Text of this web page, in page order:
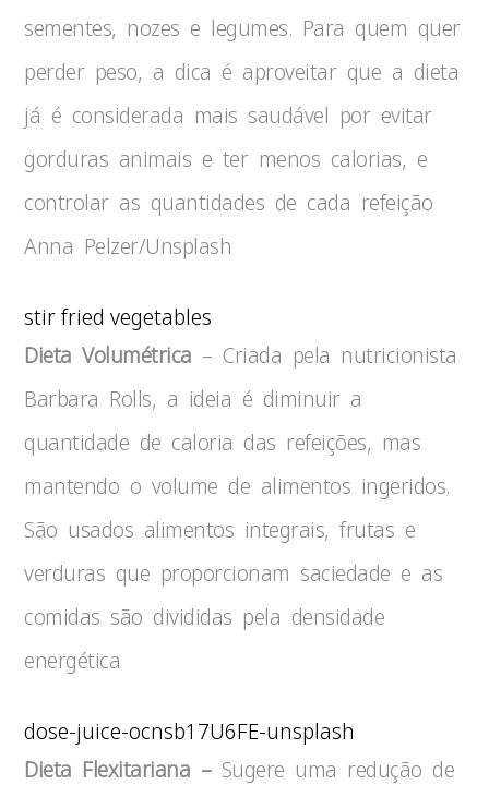
sementes, nozes e legumes. Para quem quer
perder peso, a dica é aproveitar que a dieta
já é considerada mais saudável por evitar
gorduras animais e ter menos calorias, e
controlar as quantidades de cada refeição
Anna Pelzer/Unsplash
stir fried vegetables
Dieta Volumétrica – Criada pela nutricionista
Barbara Rolls, a ideia é diminuir a
quantidade de caloria das refeições, mas
mantendo o volume de alimentos ingeridos.
São usados alimentos integrais, frutas e
verduras que proporcionam saciedade e as
comidas são divididas pela densidade
energética
dose-juice-ocnsb17U6FE-unsplash
Dieta Flexitariana –Sugere uma redução de